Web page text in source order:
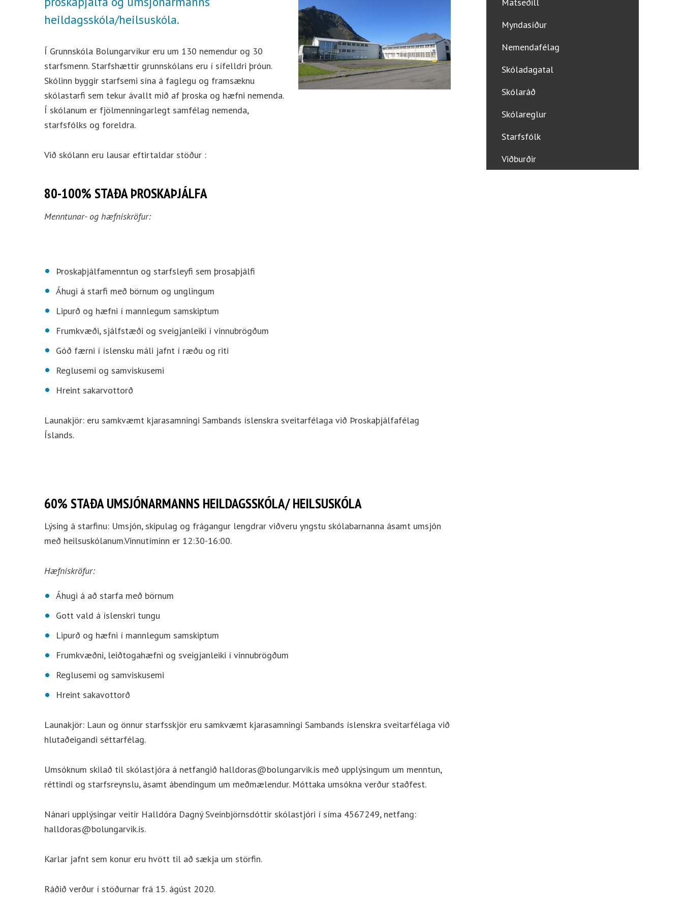
heildagsskóla/heilsuskóla.
Í Grunnskóla Bolungarvíkur eru um 130 nemendur og 30
starfsmenn. Starfshættir grunnskólans eru í sífelldri þróun.
Skólinn byggir starfsemi sína á faglegu og framsæknu
skólastarfi sem tekur ávallt mið af þroska og hæfni nemenda.
Í skólanum er fjölmenningarlegt samfélag nemenda,
starfsfólks og foreldra.
Við skólann eru lausar eftirtaldar stöður :
80-100% STAÐA ÞROSKAÞJÁLFA
Menntunar- og hæfniskröfur:
Þroskaþjálfamenntun og starfsleyfi sem þrosaþjálfi
Áhugi á starfi með börnum og unglingum
Lipurð og hæfni í mannlegum samskiptum
Frumkvæði, sjálfstæði og sveigjanleiki í vinnubrögðum
Góð færni í íslensku máli jafnt í ræðu og riti
Reglusemi og samviskusemi
Hreint sakarvottorð
Launakjör: eru samkvæmt kjarasamningi Sambands íslenskra sveitarfélaga við Þroskaþjálfafélag
Íslands.
60% STAÐA UMSJÓNARMANNS HEILDAGSSKÓLA/ HEILSUSKÓLA
Lýsing á starfinu: Umsjón, skipulag og frágangur lengdrar viðveru yngstu skólabarnanna ásamt umsjón
með heilsuskólanum.Vinnutíminn er 12:30-16:00.
Hæfniskröfur:
Áhugi á að starfa með börnum
Gott vald á íslenskri tungu
Lipurð og hæfni í mannlegum samskiptum
Frumkvæðni, leiðtogahæfni og sveigjanleiki í vinnubrögðum
Reglusemi og samviskusemi
Hreint sakavottorð
Launakjör: Laun og önnur starfsskjör eru samkvæmt kjarasamningi Sambands íslenskra sveitarfélaga við
hlutaðeigandi séttarfélag.
Umsóknum skilað til skólastjóra á netfangið halldoras@bolungarvik.is með upplýsingum um menntun,
réttindi og starfsreynslu, ásamt ábendingum um meðmælendur. Móttaka umsókna verður staðfest.
Nánari upplýsingar veitir Halldóra Dagný Sveinbjörnsdóttir skólastjóri í síma 4567249, netfang:
halldoras@bolungarvik.is.
Karlar jafnt sem konur eru hvött til að sækja um störfin.
Ráðið verður í stöðurnar frá 15. ágúst 2020.
Myndasíður
Nemendafélag
Skóladagatal
Skólaráð
Skólareglur
Starfsfólk
Viðburðir